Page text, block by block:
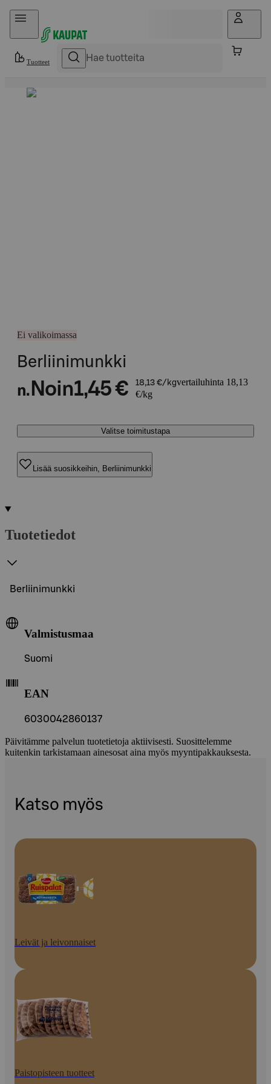
Hyppää sisältöön
Tuotteet
Ei valikoimassa
Berliinimunkki
n. Noin1,45 € 18,13 €/kgvertailuhinta 18,13
€/kg
Valitse toimitustapa
Lisää suosikkeihin, Berliinimunkki
Tuotetiedot
Berliinimunkki
Valmistusmaa
Suomi
EAN
6030042860137
Päivitämme palvelun tuotetietoja aktiivisesti. Suosittelemme
kuitenkin tarkistamaan ainesosat aina myös myyntipakkauksesta.
Katso myös
Leivät ja leivonnaiset
Paistopisteen tuotteet